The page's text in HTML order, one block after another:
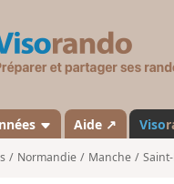
Aide ↗ Viso
Normandie Manche